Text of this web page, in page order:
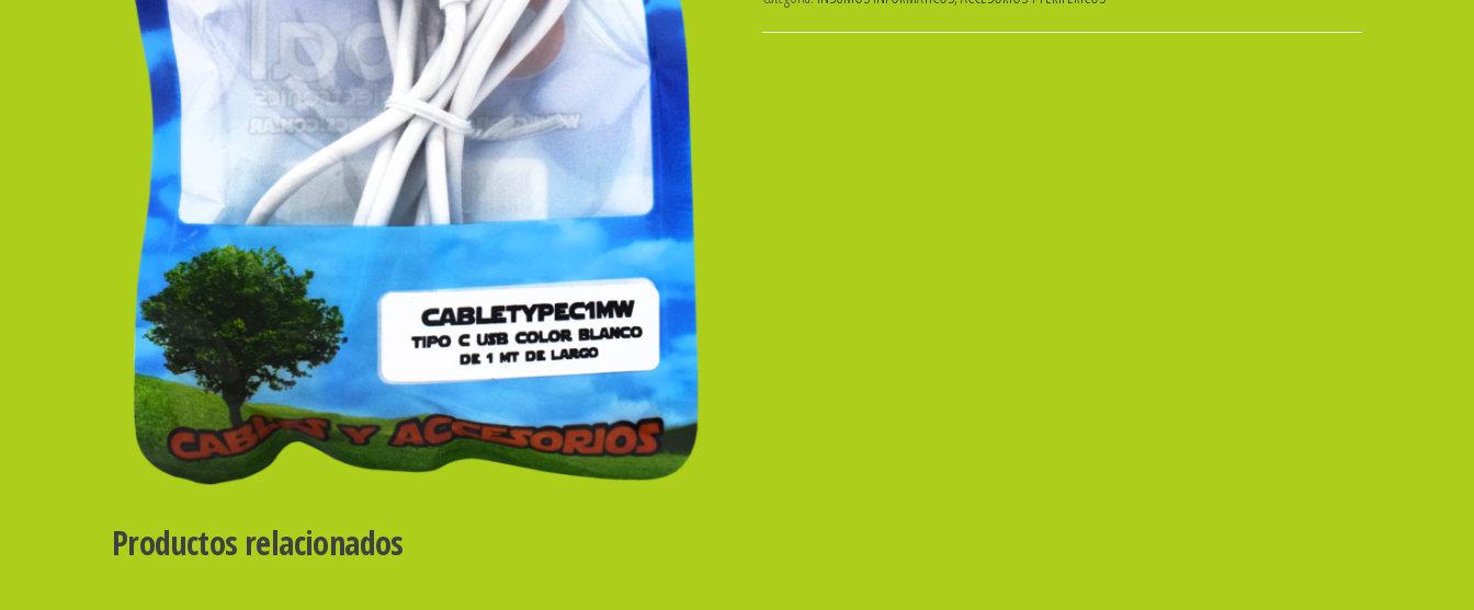
CARGA
DE
Productos relacionados